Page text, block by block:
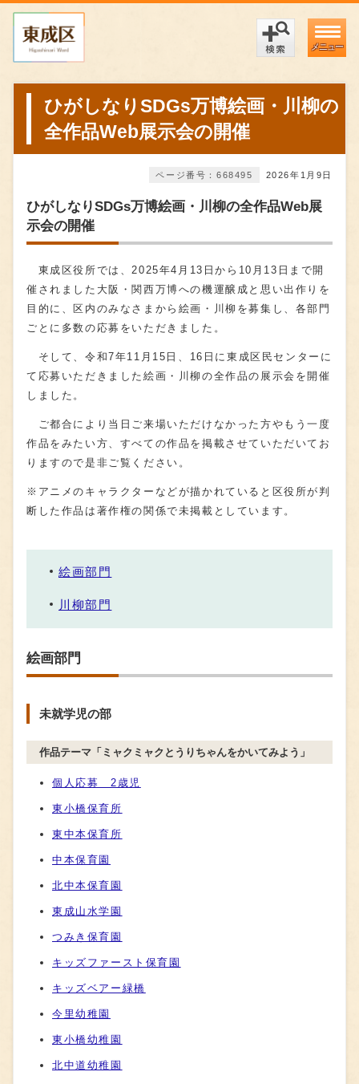
メニュー
ひがしなりSDGs万博絵画・川柳の
全作品Web展示会の開催
2026年1月9日
ページ番号：668495
ひがしなりSDGs万博絵画・川柳の全作品Web展
示会の開催
東成区役所では、2025年4月13日から10月13日まで開
催されました大阪・関西万博への機運醸成と思い出作りを
目的に、区内のみなさまから絵画・川柳を募集し、各部門
ごとに多数の応募をいただきました。
そして、令和7年11月15日、16日に東成区民センターに
て応募いただきました絵画・川柳の全作品の展示会を開催
しました。
ご都合により当日ご来場いただけなかった方やもう一度
作品をみたい方、すべての作品を掲載させていただいてお
りますので是非ご覧ください。
※アニメのキャラクターなどが描かれていると区役所が判
断した作品は著作権の関係で未掲載としています。
絵画部門
川柳部門
絵画部門
未就学児の部
作品テーマ「ミャクミャクとうりちゃんをかいてみよう」
個人応募 2歳児
東小橋保育所
東中本保育所
中本保育園
北中本保育園
東成山水学園
つみき保育園
キッズファースト保育園
キッズベアー緑橋
今里幼稚園
東小橋幼稚園
北中道幼稚園